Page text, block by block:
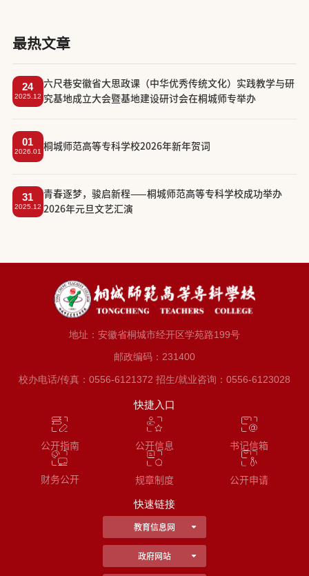
最热文章
24
2025.12
六尺巷安徽省大思政课（中华优秀传统文化）实践教学与研
究基地成立大会暨基地建设研讨会在桐城师专举办
01
2026.01 ​桐城师范高等专科学校2026年新年贺词
31
2025.12
​青春逐梦，骏启新程——桐城师范高等专科学校成功举办
2026年元旦文艺汇演
地址：安徽省桐城市经开区学苑路199号
邮政编码：231400
校办电话/传真：0556-6121372 招生/就业咨询：0556-6123028
快捷入口
公开指南 公开信息 书记信箱
财务公开 规章制度 公开申请
快速链接
教育信息网
政府网站